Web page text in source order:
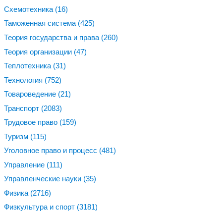
Схемотехника (16)
Таможенная система (425)
Теория государства и права (260)
Теория организации (47)
Теплотехника (31)
Технология (752)
Товароведение (21)
Транспорт (2083)
Трудовое право (159)
Туризм (115)
Уголовное право и процесс (481)
Управление (111)
Управленческие науки (35)
Физика (2716)
Физкультура и спорт (3181)